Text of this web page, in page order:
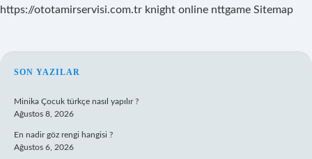
https://ototamirservisi.com.tr knight online nttgame Sitemap
SIDEBAR
SON YAZILAR
Minika Çocuk türkçe nasıl yapılır ?
Ağustos 8, 2026
En nadir göz rengi hangisi ?
Ağustos 6, 2026